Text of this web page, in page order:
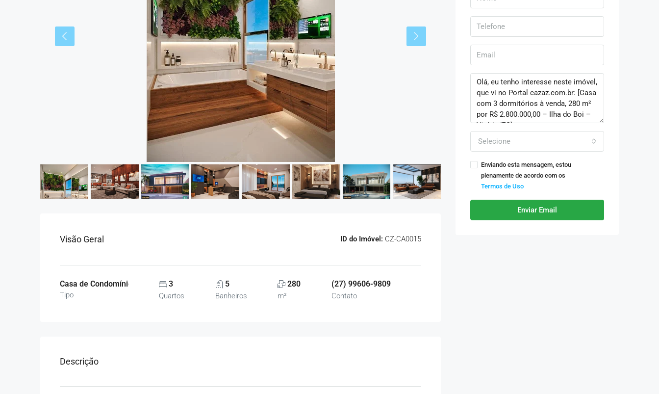
Visão Geral ID do Imóvel: CZ-CA0015
Casa de Condomínio, Sobrado, Casas
Tipo
3
Quartos
5
Banheiros
280
m²
(27) 99606-9809
Contato
Descrição
Selecione
Enviando esta mensagem, estou
plenamente de acordo com os
Termos de Uso
Enviar Email